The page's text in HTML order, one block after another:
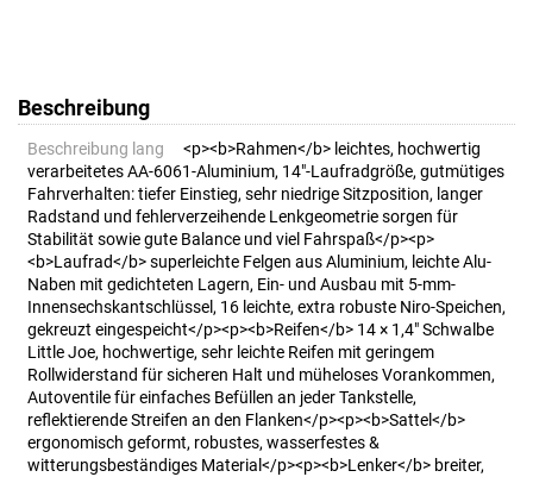
Beschreibung
Beschreibung lang
<p><b>Rahmen</b> leichtes, hochwertig
verarbeitetes AA-6061-Aluminium, 14"-Laufradgröße, gutmütiges
Fahrverhalten: tiefer Einstieg, sehr niedrige Sitzposition, langer
Radstand und fehlerverzeihende Lenkgeometrie sorgen für
Stabilität sowie gute Balance und viel Fahrspaß</p><p>
<b>Laufrad</b> superleichte Felgen aus Aluminium, leichte Alu-
Naben mit gedichteten Lagern, Ein- und Ausbau mit 5-mm-
Innensechskantschlüssel, 16 leichte, extra robuste Niro-Speichen,
gekreuzt eingespeicht</p><p><b>Reifen</b> 14 × 1,4" Schwalbe
Little Joe, hochwertige, sehr leichte Reifen mit geringem
Rollwiderstand für sicheren Halt und müheloses Vorankommen,
Autoventile für einfaches Befüllen an jeder Tankstelle,
reflektierende Streifen an den Flanken</p><p><b>Sattel</b>
ergonomisch geformt, robustes, wasserfestes &
witterungsbeständiges Material</p><p><b>Lenker</b> breiter,